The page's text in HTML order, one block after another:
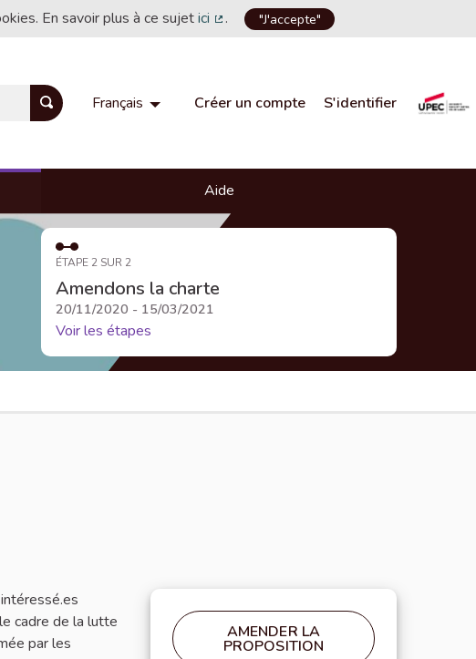
En savoir plus à ce sujetici
(Lien externe)
. "J'accepte"
Français Choisir la langueChoose language
Créer un compte S'identifier
Aide
ÉTAPE 2 SUR 2
Amendons la charte
20/11/2020 - 15/03/2021
Voir les étapes
cadre de la lutte
par les
AMENDER LA
PROPOSITION